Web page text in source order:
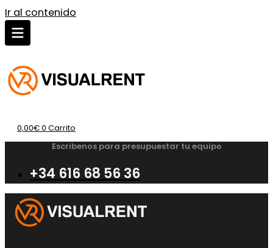
Ir al contenido
0,00€0 Carrito
Escribenos para presupuestar tu equipo
+34 616 68 56 36